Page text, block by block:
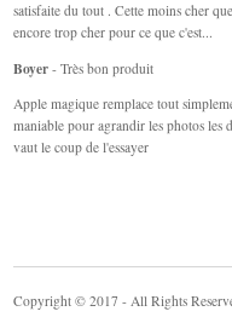
satisfaite du tout . Cette moins cher
encore trop cher pour ce que c'est...
Boyer - Très bon produit
Apple magique remplace tout
maniable pour agrandir les photos les
vaut le coup de l'essayer
Copyright © 2017 - All Rights